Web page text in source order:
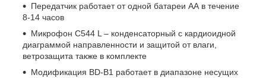
Передатчик работает от одной батареи АА в течение
8-14 часов
Микрофон C544 L – конденсаторный с кардиоидной
диаграммой направленности и защитой от влаги,
ветрозащита также в комплекте
Модификация BD-B1 работает в диапазоне несущих